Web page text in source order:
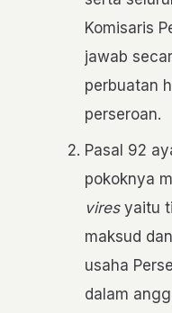
Komisaris
jawab
perbuatan
perseroan.
Pasal 92
pokoknya
viresyaitu
maksud
usaha
dalam